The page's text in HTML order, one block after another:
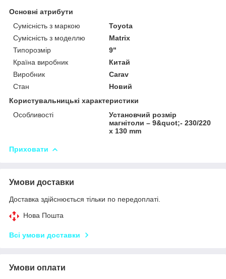
Основні атрибути
Сумісність з маркою
Toyota
Сумісність з моделлю
Matrix
Типорозмір
9"
Країна виробник
Китай
Виробник
Carav
Стан
Новий
Користувальницькі характеристики
Особливості
Установчий розмір
магнітоли – 9&quot;- 230/220
х 130 mm
Приховати
Умови доставки
Доставка здійснюється тільки по передоплаті.
Нова Пошта
Всі умови доставки
Умови оплати